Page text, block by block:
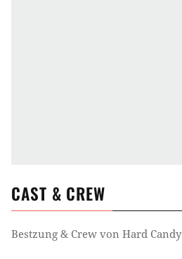
CAST & CREW
Bestzung & Crew von Hard Candy